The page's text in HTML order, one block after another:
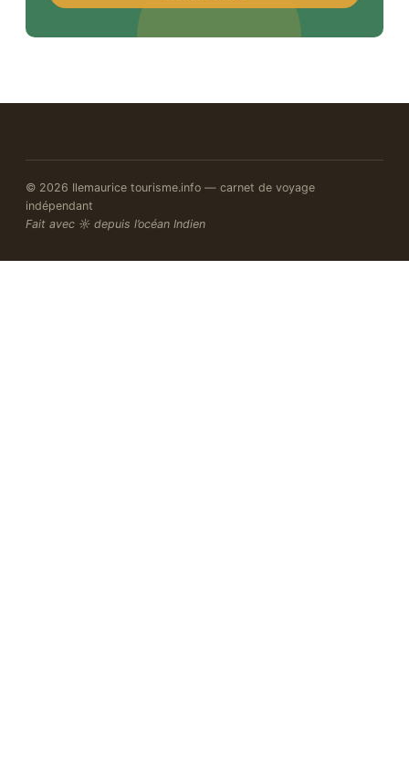
© 2026 Ilemaurice tourisme.info — carnet de voyage
indépendant
Fait avec ☼ depuis l’océan Indien